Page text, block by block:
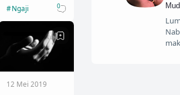
mereka berguna
untuk mereka?
mereka di…
Ngaji 0
12 Mei 2019